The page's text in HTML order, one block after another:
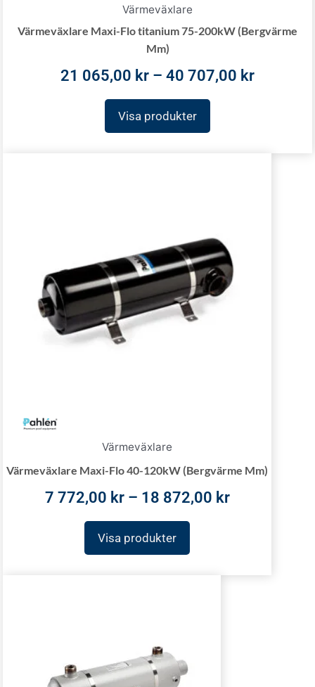
Värmeväxlare
Värmeväxlare Maxi-Flo titanium 75-200kW (Bergvärme
Mm)
21 065,00 kr – 40 707,00 kr
Visa produkter
Värmeväxlare
Värmeväxlare Maxi-Flo 40-120kW (Bergvärme Mm)
7 772,00 kr – 18 872,00 kr
18
872,00 kr
Visa produkter